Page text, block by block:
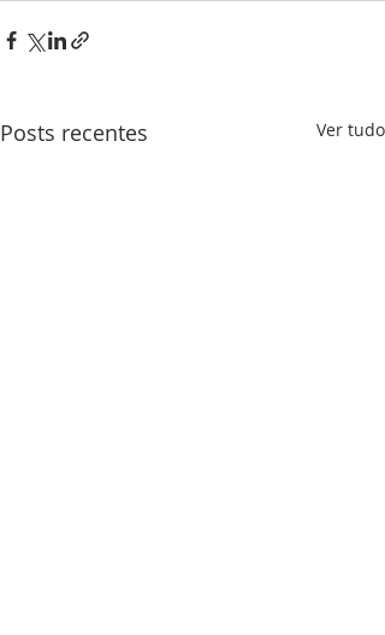
Posts recentes Ver tudo